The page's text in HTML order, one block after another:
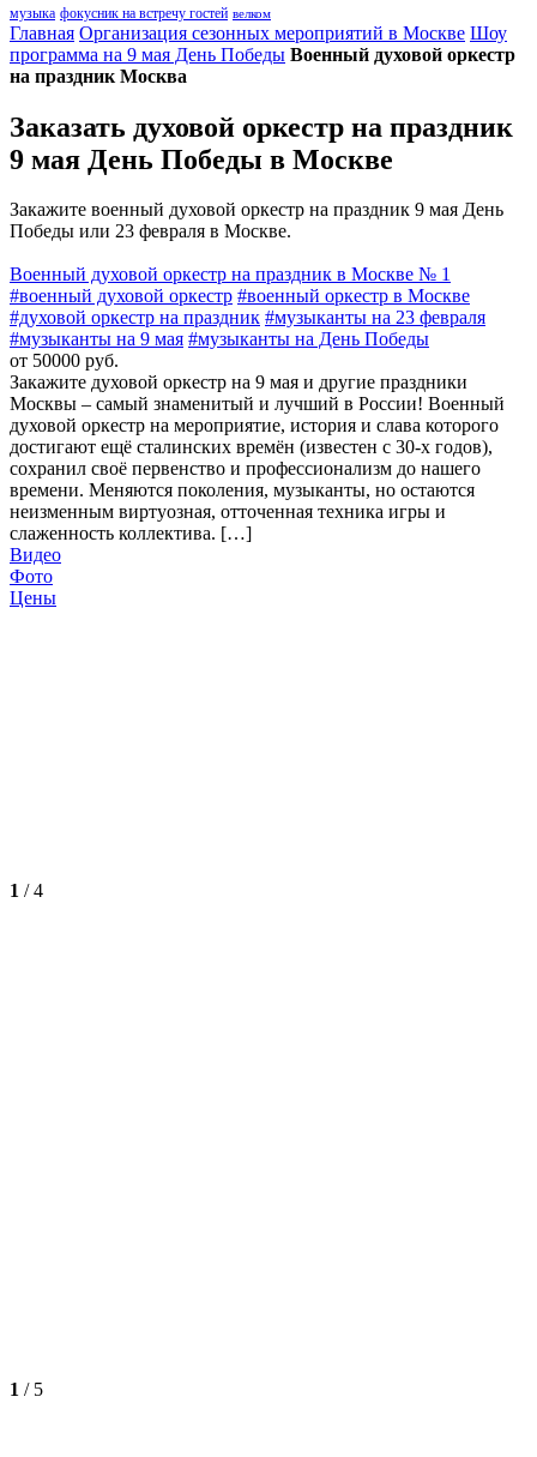
музыка фокусник на встречу гостей велком
Главная Организация сезонных мероприятий в Москве Шоу
программа на 9 мая День Победы Военный духовой оркестр
на праздник Москва
Заказать духовой оркестр на праздник
9 мая День Победы в Москве
Закажите военный духовой оркестр на праздник 9 мая День
Победы или 23 февраля в Москве.
Военный духовой оркестр на праздник в Москве № 1
#военный духовой оркестр #военный оркестр в Москве
#духовой оркестр на праздник #музыканты на 23 февраля
#музыканты на 9 мая #музыканты на День Победы
от 50000 руб.
Закажите духовой оркестр на 9 мая и другие праздники
Москвы – самый знаменитый и лучший в России! Военный
духовой оркестр на мероприятие, история и слава которого
достигают ещё сталинских времён (известен с 30-х годов),
сохранил своё первенство и профессионализм до нашего
времени. Меняются поколения, музыканты, но остаются
неизменным виртуозная, отточенная техника игры и
слаженность коллектива. […]
Видео
Фото
Цены
1 /4
1 / 5